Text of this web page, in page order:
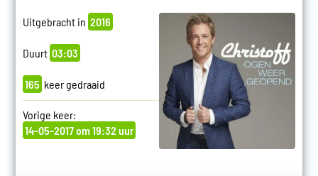
Uitgebracht in 2016
Duurt 03:03
165 keer gedraaid
Vorige keer:
14-05-2017 om 19:32 uur